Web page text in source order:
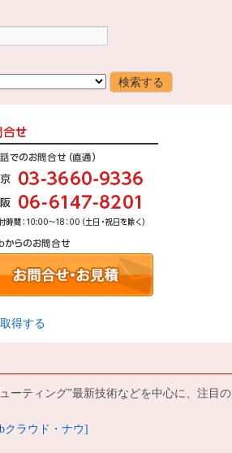
得する
ーティング”最新技術などを中心に、注目
クラウド・ナウ]